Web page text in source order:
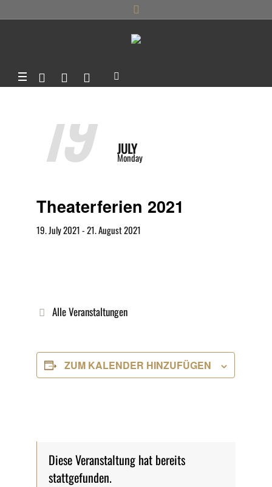
19 JULY
Monday
Theaterferien 2021
19. July 2021-21. August 2021
Alle Veranstaltungen
ZUM KALENDER HINZUFÜGEN
Diese Veranstaltung hat bereits
stattgefunden.